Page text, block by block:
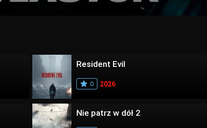
Resident Evil
0 2026
Nie patrz w dół 2